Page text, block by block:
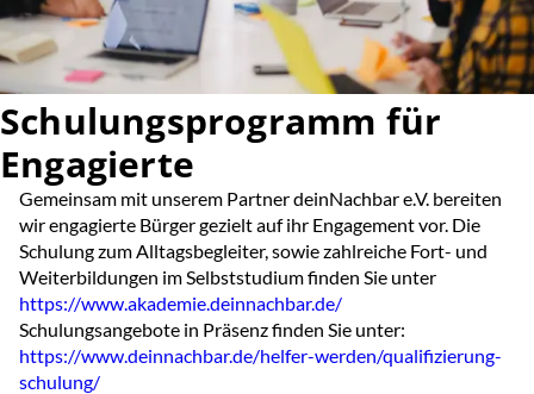
Schulungsprogramm für
Engagierte
Gemeinsam mit unserem Partner deinNachbar e.V. bereiten
wir engagierte Bürger gezielt auf ihr Engagement vor. Die
Schulung zum Alltagsbegleiter, sowie zahlreiche Fort- und
Weiterbildungen im Selbststudium finden Sie unter
https://www.akademie.deinnachbar.de/
Schulungsangebote in Präsenz finden Sie unter:
https://www.deinnachbar.de/helfer-werden/qualifizierung-
schulung/